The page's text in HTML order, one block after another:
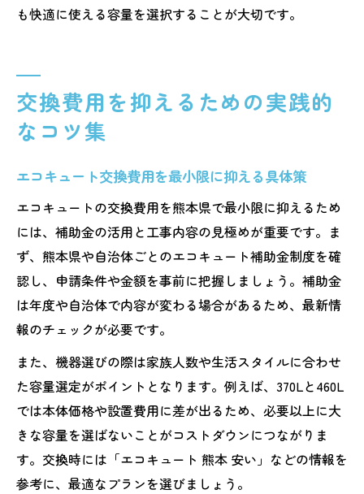
も快適に使える容量を選択することが大切です。
交換費用を抑えるための実践的
なコツ集
エコキュート交換費用を最小限に抑える具体策
エコキュートの交換費用を熊本県で最小限に抑えるため
には、補助金の活用と工事内容の見極めが重要です。ま
ず、熊本県や自治体ごとのエコキュート補助金制度を確
認し、申請条件や金額を事前に把握しましょう。補助金
は年度や自治体で内容が変わる場合があるため、最新情
報のチェックが必要です。
また、機器選びの際は家族人数や生活スタイルに合わせ
た容量選定がポイントとなります。例えば、370Lと460L
では本体価格や設置費用に差が出るため、必要以上に大
きな容量を選ばないことがコストダウンにつながりま
す。交換時には「エコキュート 熊本 安い」などの情報を
参考に、最適なプランを選びましょう。